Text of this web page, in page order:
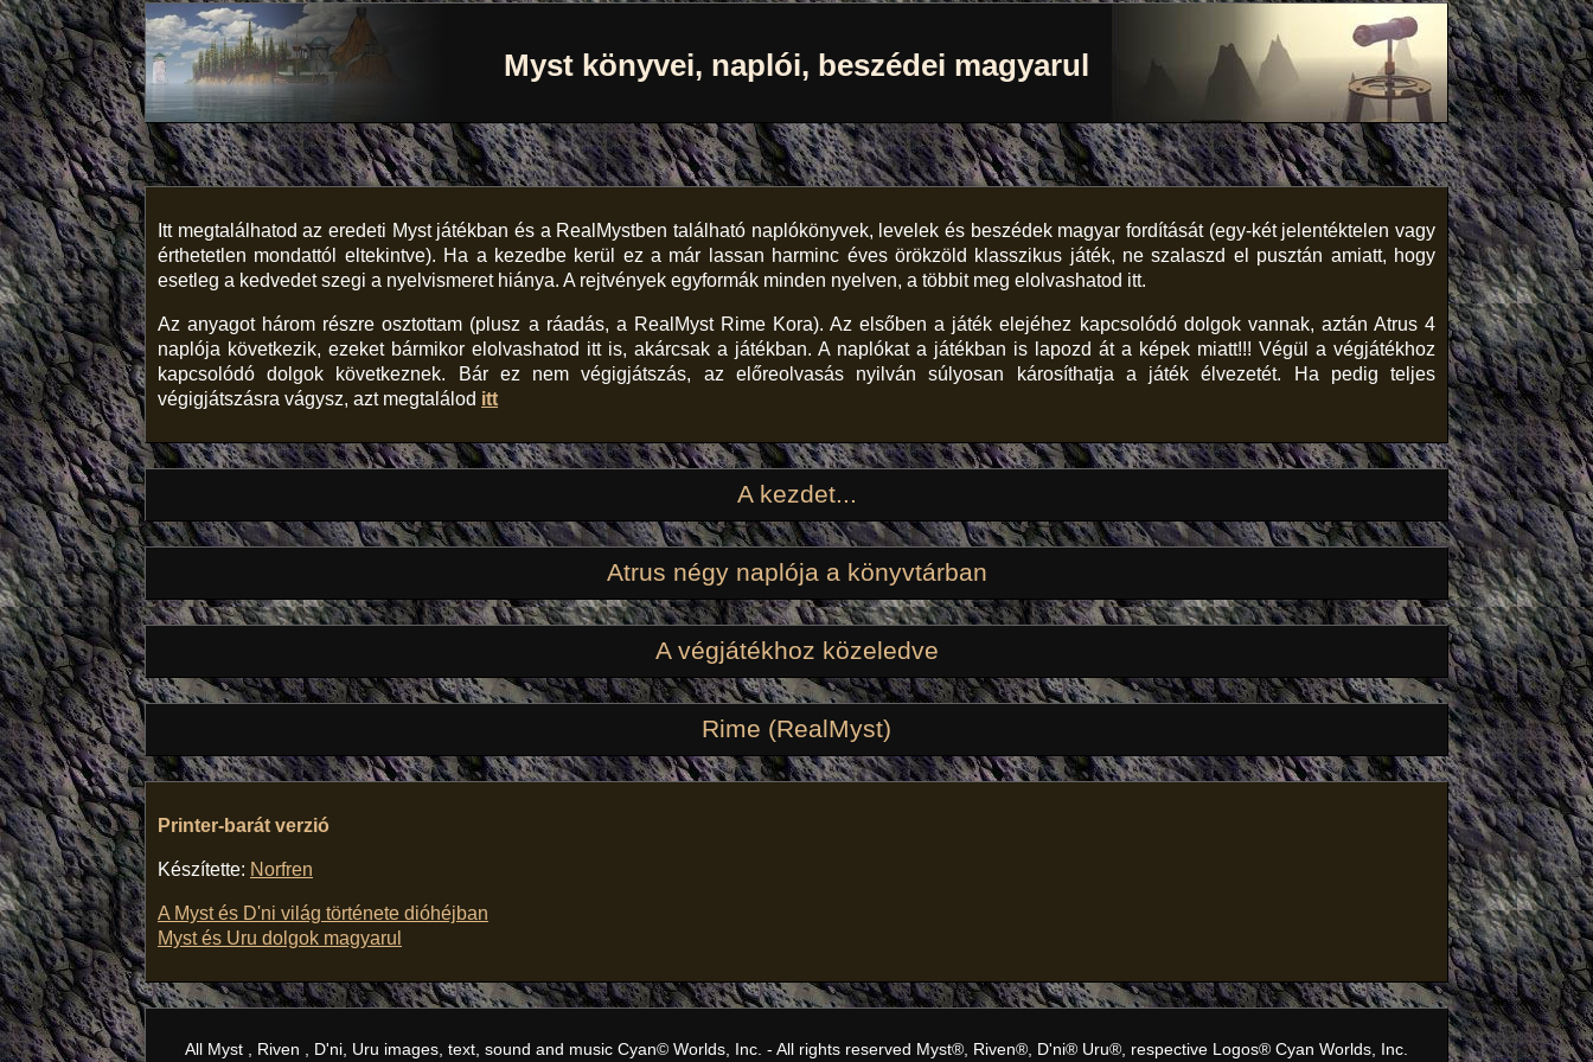
Myst könyvei, naplói, beszédei magyarul
Itt megtalálhatod az eredeti Myst játékban és a RealMystben található naplókönyvek, levelek és beszédek magyar fordítását (egy-két jelen­téktelen vagy
érthetetlen mondattól elte­kintve). Ha a kezedbe kerül ez a már lassan harminc éves örökzöld klasszikus játék, ne szalaszd el pusztán amiatt, hogy
esetleg a kedvedet szegi a nyelvismeret hiánya. A rejtvények egyformák minden nyelven, a többit meg elolvashatod itt.
Az anyagot három részre osztottam (plusz a ráadás, a RealMyst Rime Kora). Az elsőben a játék elejéhez kapcsolódó dolgok vannak, aztán Atrus 4
naplója következik, ezeket bármikor elolvashatod itt is, akárcsak a játékban. A naplókat a játékban is lapozd át a képek miatt!!! Végül a végjátékhoz
kapcsolódó dolgok következnek. Bár ez nem végigjátszás, az előreolvasás nyilván súlyosan károsíthatja a játék élvezetét. Ha pedig teljes
végigjátszásra vágysz, azt megtalálod itt
A kezdet...
Atrus négy naplója a könyvtárban
A végjátékhoz közeledve
Rime (RealMyst)
Printer-barát verzió
Készítette: Norfren
A Myst és D'ni világ története dióhéjban
Myst és Uru dolgok magyarul
All Myst , Riven , D'ni, Uru images, text, sound and music Cyan© Worlds, Inc. - All rights reserved Myst®, Riven®, D'ni® Uru®, respective Logos® Cyan Worlds, Inc.